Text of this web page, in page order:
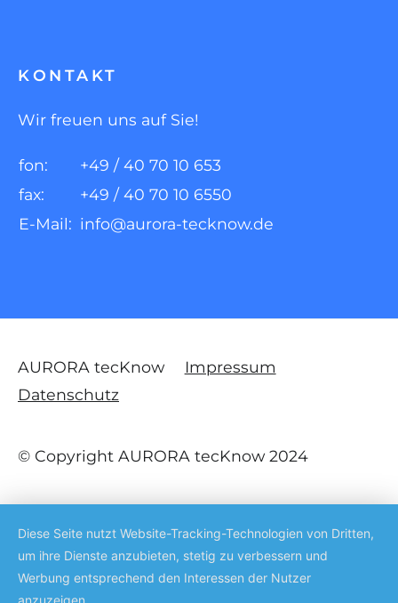
KONTAKT
Wir freuen uns auf Sie!
fon:
+49 / 40 70 10 653
fax:
+49 / 40 70 10 6550
E-Mail: info@aurora-tecknow.de
AURORA tecKnow
Impressum
Datenschutz
© Copyright AURORA tecKnow 2024
Diese Seite nutzt Website-Tracking-Technologien von Dritten,
um ihre Dienste anzubieten, stetig zu verbessern und
Werbung entsprechend den Interessen der Nutzer
anzuzeigen.